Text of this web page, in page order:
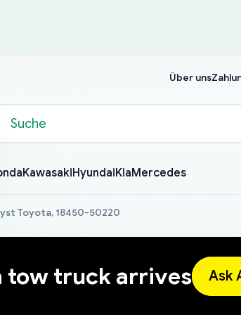
Über uns
KawasakiHyundaiKiaMercedes
Toyota, 18450-50220
tow truck arrives Ask